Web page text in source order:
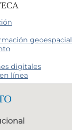
geoespacial
digitales
línea